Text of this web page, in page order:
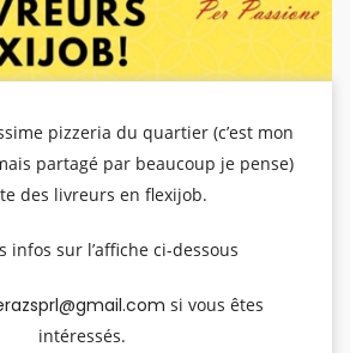
pizzeria du quartier (c’est mon
partagé par beaucoup je pense)
des livreurs en flexijob.
infos sur l’affiche ci-dessous
si vous êtes
intéressés.